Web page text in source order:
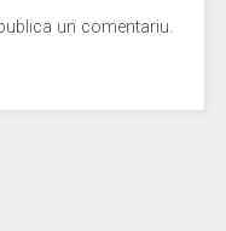
un comentariu.